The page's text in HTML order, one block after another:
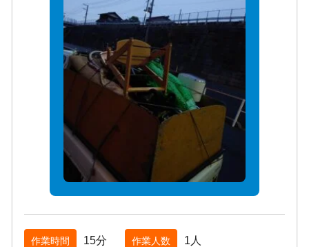
作業時間 15分 作業人数 1人